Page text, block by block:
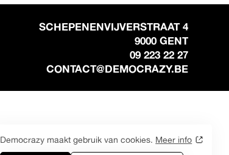
Democrazy maakt gebruik van cookies. Meer info
SCHEPENENVIJVERSTRAAT 4
9000 GENT
09 223 22 27
CONTACT@DEMOCRAZY.BE